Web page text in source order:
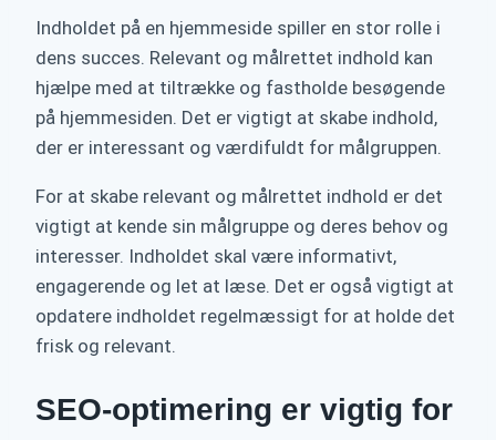
Indholdet på en hjemmeside spiller en stor rolle i
dens succes. Relevant og målrettet indhold kan
hjælpe med at tiltrække og fastholde besøgende
på hjemmesiden. Det er vigtigt at skabe indhold,
der er interessant og værdifuldt for målgruppen.
For at skabe relevant og målrettet indhold er det
vigtigt at kende sin målgruppe og deres behov og
interesser. Indholdet skal være informativt,
engagerende og let at læse. Det er også vigtigt at
opdatere indholdet regelmæssigt for at holde det
frisk og relevant.
SEO-optimering er vigtig for